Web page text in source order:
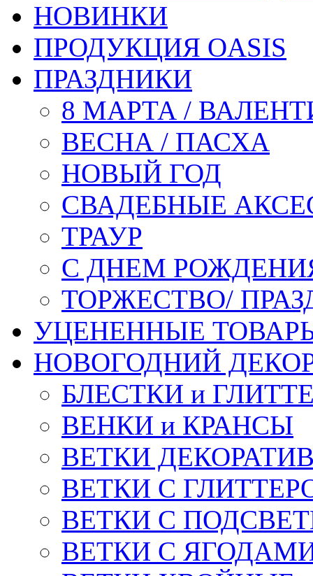
НОВИНКИ
ПРОДУКЦИЯ OASIS
ПРАЗДНИКИ
8 МАРТА /
ВЕСНА / ПАСХА
НОВЫЙ ГОД
СВАДЕБНЫЕ
ТРАУР
С ДНЕМ
ТОРЖЕСТВО/
УЦЕНЕННЫЕ
НОВОГОДНИЙ
БЛЕСТКИ и
ВЕНКИ и КРАНСЫ
ВЕТКИ
ВЕТКИ С
ВЕТКИ С
ВЕТКИ С